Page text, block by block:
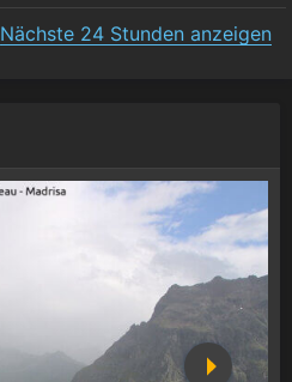
Nächste 24 Stunden anzeigen